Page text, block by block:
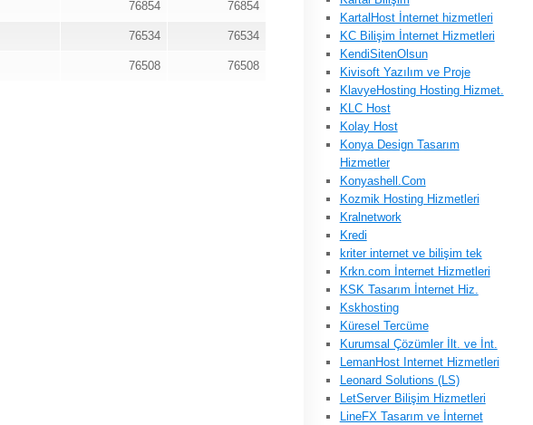
KartalHost İnternet hizmetleri
KC Bilişim İnternet Hizmetleri
KendiSitenOlsun
Kivisoft Yazılım ve Proje
KlavyeHosting Hosting Hizmet.
KLC Host
Kolay Host
Konya Design Tasarım
Hizmetler
Konyashell.Com
Kozmik Hosting Hizmetleri
Kralnetwork
Kredi
kriter internet ve bilişim tek
Krkn.com İnternet Hizmetleri
KSK Tasarım İnternet Hiz.
Kskhosting
Küresel Tercüme
Kurumsal Çözümler İlt. ve İnt.
LemanHost Internet Hizmetleri
Leonard Solutions (LS)
LetServer Bilişim Hizmetleri
LineFX Tasarım ve İnternet
76854 76854
76534 76534
76508 76508